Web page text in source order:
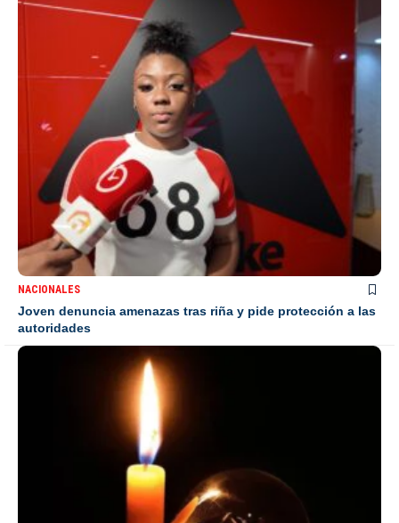
NACIONALES
Joven denuncia amenazas tras riña y pide protección a las
autoridades